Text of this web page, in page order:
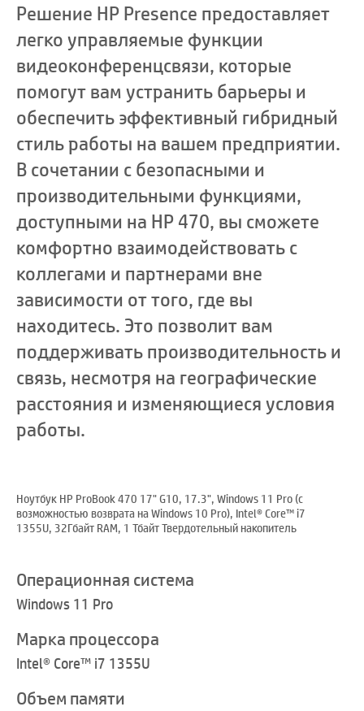
Решение HP Presence предоставляет
легко управляемые функции
видеоконференцсвязи, которые
помогут вам устранить барьеры и
обеспечить эффективный гибридный
стиль работы на вашем предприятии.
В сочетании с безопасными и
производительными функциями,
доступными на HP 470, вы сможете
комфортно взаимодействовать с
коллегами и партнерами вне
зависимости от того, где вы
находитесь. Это позволит вам
поддерживать производительность и
связь, несмотря на географические
расстояния и изменяющиеся условия
работы.
Ноутбук HP ProBook 470 17" G10, 17.3", Windows 11 Pro (с
возможностью возврата на Windows 10 Pro), Intel® Core™ i7
1355U, 32Гбайт RAM, 1 Тбайт Твердотельный накопитель
Операционная система
Windows 11 Pro
Марка процессора
Intel® Core™ i7 1355U
Объем памяти